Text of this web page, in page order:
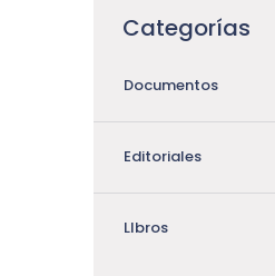
Categorías
Documentos
Editoriales
LIbros